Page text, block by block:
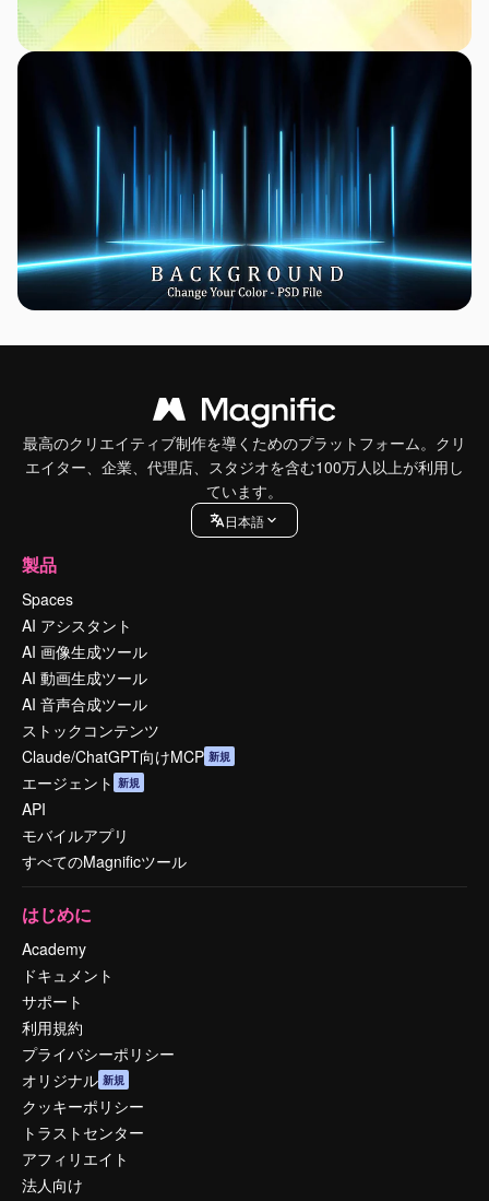
最高のクリエイティブ制作を導くためのプラットフォーム。クリ
エイター、企業、代理店、スタジオを含む100万人以上が利用し
ています。
日本語
製品
Spaces
AI アシスタント
AI 画像生成ツール
AI 動画生成ツール
AI 音声合成ツール
ストックコンテンツ
Claude/ChatGPT向けMCP 新規
エージェント 新規
API
モバイルアプリ
すべてのMagnificツール
はじめに
Academy
ドキュメント
サポート
利用規約
プライバシーポリシー
オリジナル 新規
クッキーポリシー
トラストセンター
アフィリエイト
法人向け